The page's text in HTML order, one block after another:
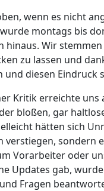
wenn es nicht
montags bis
Wir
zu lassen und
diesen Eindruck
Kritik erreichte uns
bloßen, gar
hätten sich
verstiegen, sondern
Vorarbeiter oder
Updates gab,
Fragen